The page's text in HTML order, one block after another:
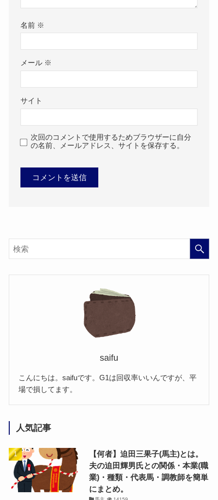
名前 ※
メール ※
サイト
次回のコメントで使用するためブラウザーに自分
の名前、メールアドレス、サイトを保存する。
saifu
こんにちは。saifuです。G1は回収率いいんですが、平
場で損してます。
人気記事
【何者】迫田三果子(馬主)とは。
夫の迫田輝男氏との関係・本業(職
業)・種類・代表馬・調教師を簡単
にまとめ。